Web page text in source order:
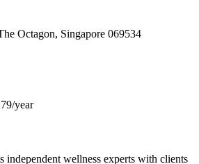
Octagon, Singapore 069534
year
independent wellness experts with clients